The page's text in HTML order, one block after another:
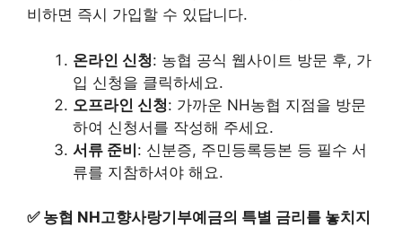
비하면 즉시 가입할 수 있답니다.
온라인 신청: 농협 공식 웹사이트 방문 후, 가
입 신청을 클릭하세요.
오프라인 신청: 가까운 NH농협 지점을 방문
하여 신청서를 작성해 주세요.
서류 준비: 신분증, 주민등록등본 등 필수 서
류를 지참하셔야 해요.
✅ 농협 NH고향사랑기부예금의 특별 금리를 놓치지